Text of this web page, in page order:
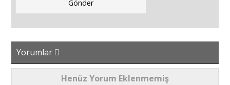
Yorumlar
Henüz Yorum Eklenmemiş